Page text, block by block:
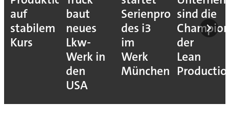
auf
stabilem
Kurs
baut
neues
Lkw-
Werk in
den
USA
Serienproduktion
des i3
im
Werk
München
sind die
der
Lean